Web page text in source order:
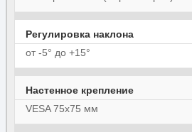
Регулировка наклона
от -5° до +15°
Настенное крепление
VESA 75x75 мм